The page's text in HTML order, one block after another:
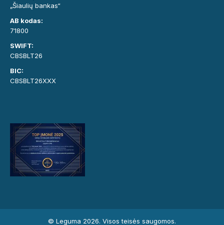
„Šiaulių bankas“
AB kodas:
71800
SWIFT:
CBSBLT26
BIC:
CBSBLT26XXX
© Leguma 2026. Visos teisės saugomos.